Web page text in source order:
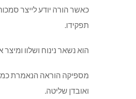
כאשר הורה יודע לייצר
תפקידו.
הוא נשאר נינוח ושלוו
מספיקה הוראה הנאמרת
ואובדן שליטה.